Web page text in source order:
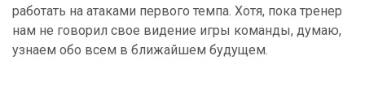
работать на атаками первого темпа. Хотя, пока тренер
нам не говорил свое видение игры команды, думаю,
узнаем обо всем в ближайшем будущем.